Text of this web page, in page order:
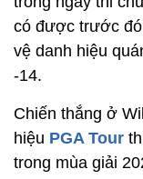
có được trước
vệ danh hiệu
-14.
Chiến thắng ở
hiệu PGA Tour
trong mùa giải